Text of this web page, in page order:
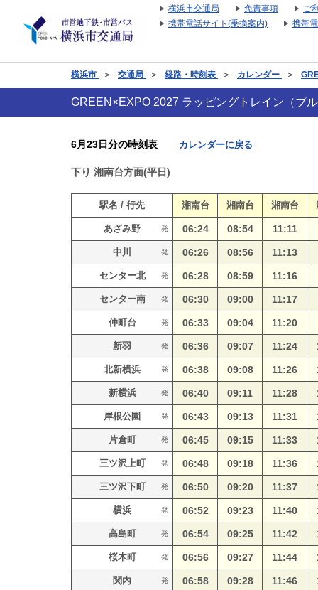
横浜市交通局 免責事項
ご
携帯電話サイト(乗換案内)
携帯
横浜市 ＞ 交通局 ＞ 経路・時刻表 ＞ カレンダー ＞
GREEN×EXPO 2027 ラッピングトレイン（ブ
6月23日分の時刻表 カレンダーに戻る
下り 湘南台方面(平日)
駅名 / 行先 湘南台 湘南台 湘南台
あざみ野 発 06:24 08:54 11:11
中川 発 06:26 08:56 11:13
センター北 発 06:28 08:59 11:16
センター南 発 06:30 09:00 11:17
仲町台 発 06:33 09:04 11:20
新羽 発 06:36 09:07 11:24
北新横浜 発 06:38 09:08 11:26
新横浜 発 06:40 09:11 11:28
岸根公園 発 06:43 09:13 11:31
片倉町 発 06:45 09:15 11:33
三ツ沢上町 発 06:48 09:18 11:36
三ツ沢下町 発 06:50 09:20 11:37
横浜 発 06:52 09:23 11:40
高島町 発 06:54 09:25 11:42
桜木町 発 06:56 09:27 11:44
関内 発 06:58 09:28 11:46